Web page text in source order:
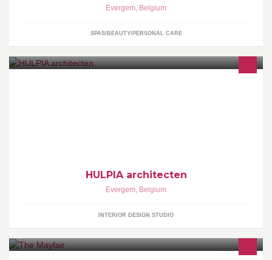
Evergem, Belgium
SPAS/BEAUTY/PERSONAL CARE
HULPIA architecten
Evergem, Belgium
INTERIOR DESIGN STUDIO